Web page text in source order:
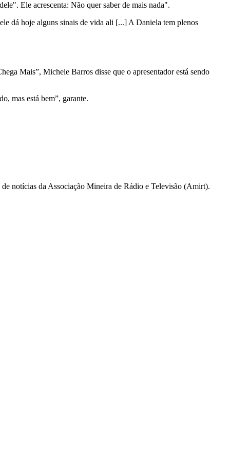
Ele acrescenta: Não quer saber de mais nada".
dá hoje alguns sinais de vida ali [...] A Daniela tem plenos
Mais”, Michele Barros disse que o apresentador está sendo
mas está bem”, garante.
notícias da Associação Mineira de Rádio e Televisão (Amirt).